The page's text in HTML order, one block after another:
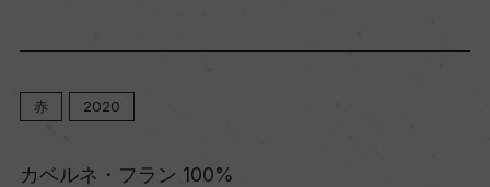
赤 2020
カベルネ・フラン 100%